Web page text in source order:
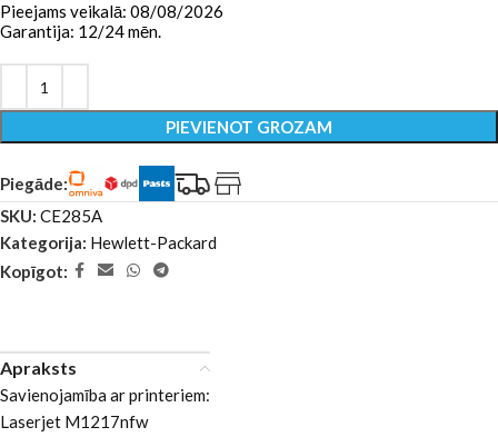
Pieejams veikalā: 08/08/2026
Garantija: 12/24 mēn.
PIEVIENOT GROZAM
Piegāde:
SKU: CE285A
Kategorija: Hewlett-Packard
Kopīgot:
Apraksts
Savienojamība ar printeriem:
Laserjet M1217nfw